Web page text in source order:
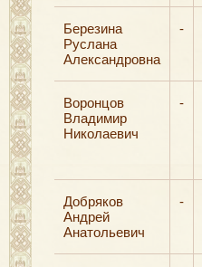
Березина
Руслана
Александровна
-
Воронцов
Владимир
Николаевич
-
Добряков
Андрей
Анатольевич
-